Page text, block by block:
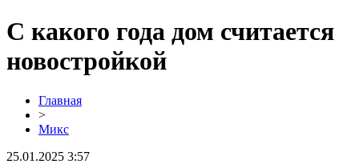
С какого года дом считается
новостройкой
Главная
>
Микс
25.01.2025 3:57